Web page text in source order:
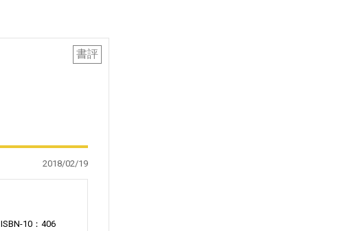
書評
2018/02/19
ISBN-10：406